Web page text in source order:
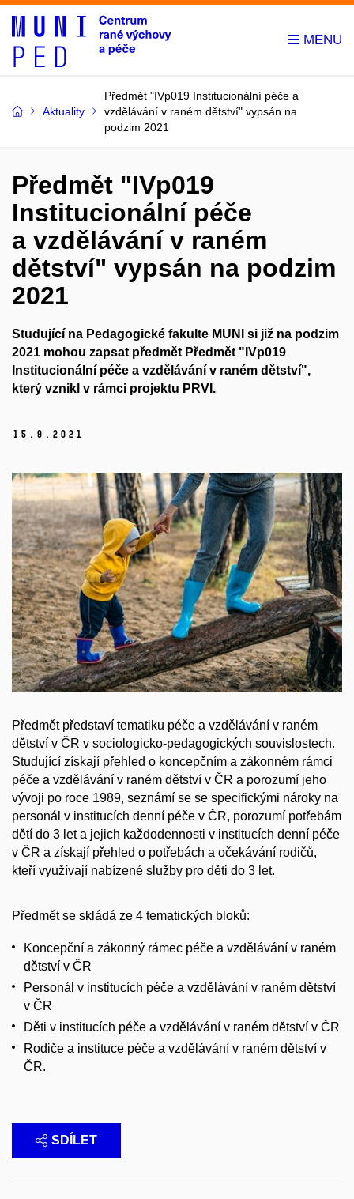
Aktuality
Předmět "IVp019 Institucionální péče a
vzdělávání v raném dětství" vypsán na
podzim 2021
Předmět "IVp019
Institucionální péče
a vzdělávání v raném
dětství" vypsán na podzim
2021
Studující na Pedagogické fakulte MUNI si již na podzim
2021 mohou zapsat předmět Předmět "IVp019
Institucionální péče a vzdělávání v raném dětství",
který vznikl v rámci projektu PRVI.
15. 9. 2021
Předmět představí tematiku péče a vzdělávání v raném
dětství v ČR v sociologicko-pedagogických souvislostech.
Studující získají přehled o koncepčním a zákonném rámci
péče a vzdělávání v raném dětství v ČR a porozumí jeho
vývoji po roce 1989, seznámí se se specifickými nároky na
personál v institucích denní péče v ČR, porozumí potřebám
dětí do 3 let a jejich každodennosti v institucích denní péče
v ČR a získají přehled o potřebách a očekávání rodičů,
kteří využívají nabízené služby pro děti do 3 let.
Předmět se skládá ze 4 tematických bloků:
Koncepční a zákonný rámec péče a vzdělávání v raném
dětství v ČR
Personál v institucích péče a vzdělávání v raném dětství
v ČR
Děti v institucích péče a vzdělávání v raném dětství v ČR
Rodiče a instituce péče a vzdělávání v raném dětství v
ČR.
SDÍLET